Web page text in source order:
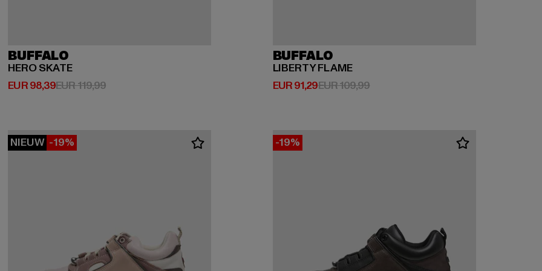
BUFFALO
HERO SKATE
EUR 98,39
Huidige prijs: EUR 98,39
EUR 119,99Actieprijs: EUR 119,99
BUFFALO
LIBERTY FLAME
EUR 91,29
Huidige prijs: EUR 91,29
EUR 109,99Actieprijs: EUR 109,99
NIEUW -19% -19%